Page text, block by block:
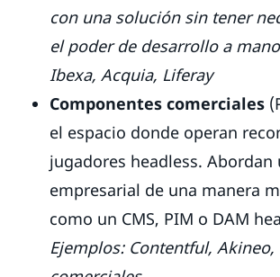
con una solución sin tener
el poder de desarrollo a
Ibexa, Acquia, Liferay
Componentes comerciales
el espacio donde operan
jugadores headless. Abordan
empresarial de una manera
como un CMS, PIM o DAM
Ejemplos: Contentful,